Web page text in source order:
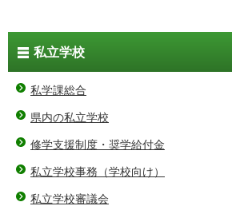
私立学校
私学課総合
県内の私立学校
修学支援制度・奨学給付金
私立学校事務（学校向け）
私立学校審議会